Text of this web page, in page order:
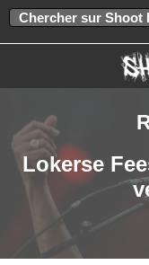
Lokerse